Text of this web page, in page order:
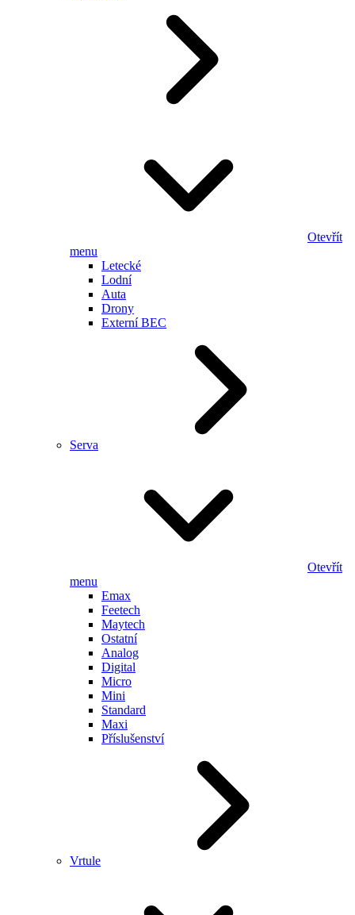
Otevřít
menu
Letecké
Lodní
Auta
Drony
Externí BEC
Serva
Otevřít
menu
Emax
Feetech
Maytech
Ostatní
Analog
Digital
Micro
Mini
Standard
Maxi
Příslušenství
Vrtule